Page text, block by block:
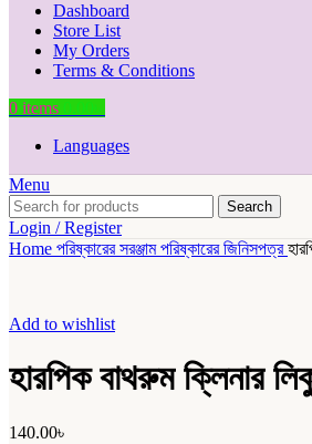
Dashboard
Store List
My Orders
Terms & Conditions
0 items
Languages
Menu
Search
Login / Register
Home পরিষ্কারের সরঞ্জামপরিষ্কারের জিনিসপত্র
Add to wishlist
হারপিক বাথরুম ক্লিনার
140.00৳